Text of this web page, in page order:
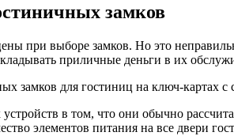
замков
при выборе замков. Но это
приличные деньги в их
замков для гостиниц на ключ-картах с
в том, что они обычно
элементов питания на все двери